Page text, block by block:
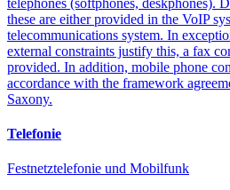
these are either provided in the VoIP
telecommunications system. In
external constraints justify this, a fax
provided. In addition, mobile phone
accordance with the framework
Saxony.
Telefonie
Festnetztelefonie und Mobilfunk